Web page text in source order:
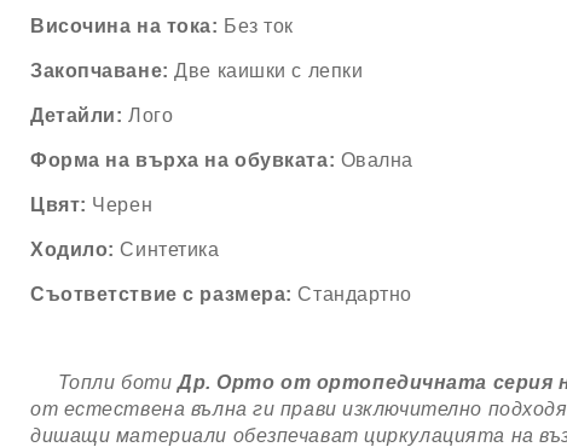
Височина на тока: Без ток
Закопчаване: Две каишки с лепки
Детайли: Лого
Форма на върха на обувката: Овална
Цвят: Черен
Ходило:Синтетика
Съответствие с размера: Стандартно
Топли ботиДр. Орто от ортопедичната серия
от естествена вълна ги прави изключително
дишащи материали обезпечават циркулацията на